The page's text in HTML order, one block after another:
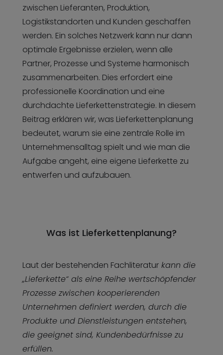
zwischen Lieferanten, Produktion,
Logistikstandorten und Kunden geschaffen
werden. Ein solches Netzwerk kann nur dann
optimale Ergebnisse erzielen, wenn alle
Partner, Prozesse und Systeme harmonisch
zusammenarbeiten. Dies erfordert eine
professionelle Koordination und eine
durchdachte Lieferkettenstrategie. In diesem
Beitrag erklären wir, was Lieferkettenplanung
bedeutet, warum sie eine zentrale Rolle im
Unternehmensalltag spielt und wie man die
Aufgabe angeht, eine eigene Lieferkette zu
entwerfen und aufzubauen.
Was ist Lieferkettenplanung?
Laut der bestehenden Fachliteraturkann die
„Lieferkette“ als eine Reihe wertschöpfender
Prozesse zwischen kooperierenden
Unternehmen definiert werden, durch die
Produkte und Dienstleistungen entstehen,
die geeignet sind, Kundenbedürfnisse zu
erfüllen.